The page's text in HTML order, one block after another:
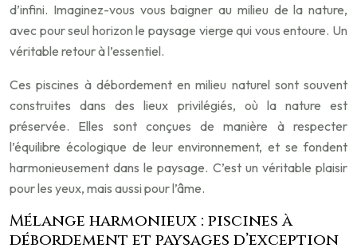
d’infini. Imaginez-vous vous baigner au milieu de la nature,
avec pour seul horizon le paysage vierge qui vous entoure. Un
véritable retour à l’essentiel.
Ces piscines à débordement en milieu naturel sont souvent
construites dans des lieux privilégiés, où la nature est
préservée. Elles sont conçues de manière à respecter
l’équilibre écologique de leur environnement, et se fondent
harmonieusement dans le paysage. C’est un véritable plaisir
pour les yeux, mais aussi pour l’âme.
Mélange harmonieux : piscines à
débordement et paysages d’exception